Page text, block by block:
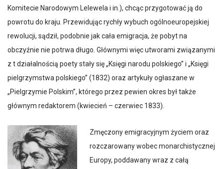
Komitecie Narodowym Lelewela i in.), chcąc przygotować ją do
powrotu do kraju. Przewidując rychły wybuch ogólnoeuropejskiej
rewolucji, sądził, podobnie jak cała emigracja, że pobyt na
obczyźnie nie potrwa długo. Głównymi więc utworami związanymi
z t działalnością poety stały się „Księgi narodu polskiego” i „Księgi
pielgrzymstwa polskiego” (1832) oraz artykuły ogłaszane w
„Pielgrzymie Polskim”, którego przez pewien okres był także
głównym redaktorem (kwiecień – czerwiec 1833).
Zmęczony emigracyjnym życiem oraz
rozczarowany wobec monarchistycznej
Europy, poddawany wraz z całą